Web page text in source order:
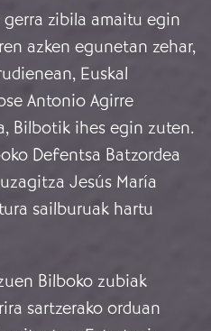
zibila amaitu egin
azken egunetan zehar,
Euskal
Antonio Agirre
Bilbotik ihes egin zuten.
Defentsa Batzordea
Jesús María
sailburuak hartu
Bilboko zubiak
sartzerako orduan